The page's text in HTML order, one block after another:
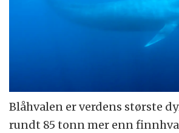
Blåhvalen er verdens største
rundt 85 tonn mer enn